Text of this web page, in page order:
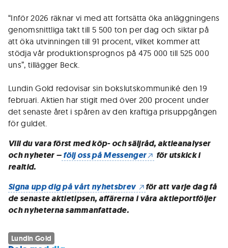
“Inför 2026 räknar vi med att fortsätta öka anläggningens
genomsnittliga takt till 5 500 ton per dag och siktar på
att öka utvinningen till 91 procent, vilket kommer att
stödja vår produktionsprognos på 475 000 till 525 000
uns”, tillägger Beck.
Lundin Gold redovisar sin bokslutskommuniké den 19
februari. Aktien har stigit med över 200 procent under
det senaste året i spåren av den kraftiga prisuppgången
för guldet.
Vill du vara först med köp- och säljråd, aktieanalyser
och nyheter –följ oss på Messenger
för utskick i
realtid.
Signa upp dig på vårt nyhetsbrev
för att varje dag få
de senaste aktietipsen, affärerna i våra aktieportföljer
och nyheterna sammanfattade.
Lundin Gold